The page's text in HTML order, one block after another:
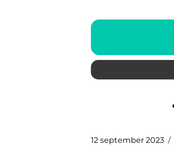
12 september 2023